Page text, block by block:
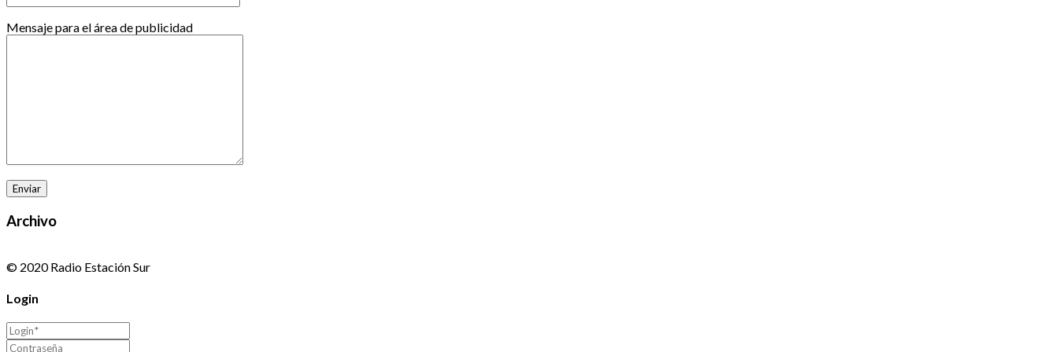
Mensaje para el área de publicidad
Archivo
© 2020 Radio Estación Sur
Login